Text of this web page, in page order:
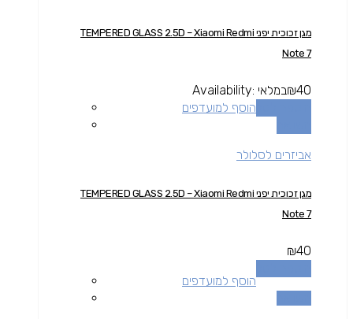
מגן זכוכית יפני TEMPERED GLASS 2.5D – Xiaomi Redmi
Note 7
₪40
Availability: במלאי
הוסף למועדפים
אביזרים לסלולר
מגן זכוכית יפני TEMPERED GLASS 2.5D – Xiaomi Redmi
Note 7
₪40
הוסף למועדפים